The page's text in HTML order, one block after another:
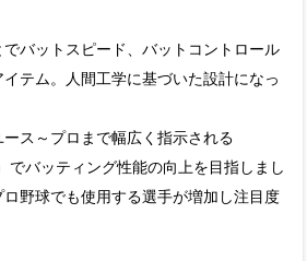
バットスピード、バットコントロール
テム。人間工学に基づいた設計になっ
ス～プロまで幅広く指示される
でバッティング性能の向上を目指しまし
ロ野球でも使用する選手が増加し注目度